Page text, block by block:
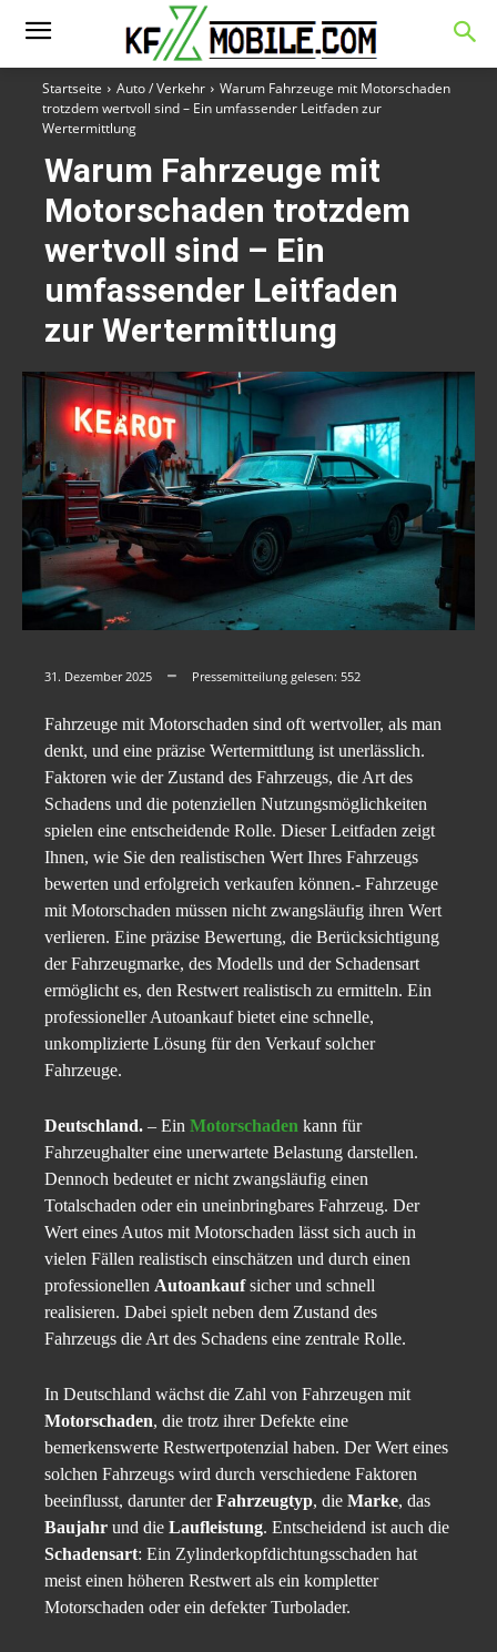
Startseite Auto / Verkehr
Warum Fahrzeuge mit Motorschaden
trotzdem wertvoll sind – Ein umfassender Leitfaden zur
Wertermittlung
Warum Fahrzeuge mit
Motorschaden trotzdem
wertvoll sind – Ein
umfassender Leitfaden
zur Wertermittlung
31. Dezember 2025 Pressemitteilung gelesen: 552
Fahrzeuge mit Motorschaden sind oft wertvoller, als man
denkt, und eine präzise Wertermittlung ist unerlässlich.
Faktoren wie der Zustand des Fahrzeugs, die Art des
Schadens und die potenziellen Nutzungsmöglichkeiten
spielen eine entscheidende Rolle. Dieser Leitfaden zeigt
Ihnen, wie Sie den realistischen Wert Ihres Fahrzeugs
bewerten und erfolgreich verkaufen können.- Fahrzeuge
mit Motorschaden müssen nicht zwangsläufig ihren Wert
verlieren. Eine präzise Bewertung, die Berücksichtigung
der Fahrzeugmarke, des Modells und der Schadensart
ermöglicht es, den Restwert realistisch zu ermitteln. Ein
professioneller Autoankauf bietet eine schnelle,
unkomplizierte Lösung für den Verkauf solcher
Fahrzeuge.
Deutschland. – Ein Motorschaden kann für
Fahrzeughalter eine unerwartete Belastung darstellen.
Dennoch bedeutet er nicht zwangsläufig einen
Totalschaden oder ein uneinbringbares Fahrzeug. Der
Wert eines Autos mit Motorschaden lässt sich auch in
vielen Fällen realistisch einschätzen und durch einen
professionellen Autoankaufsicher und schnell
realisieren. Dabei spielt neben dem Zustand des
Fahrzeugs die Art des Schadens eine zentrale Rolle.
In Deutschland wächst die Zahl von Fahrzeugen mit
Motorschaden, die trotz ihrer Defekte eine
bemerkenswerte Restwertpotenzial haben. Der Wert eines
solchen Fahrzeugs wird durch verschiedene Faktoren
beeinflusst, darunter derFahrzeugtyp, die Marke, das
Baujahr und die Laufleistung. Entscheidend ist auch die
Schadensart: Ein Zylinderkopfdichtungsschaden hat
meist einen höheren Restwert als ein kompletter
Motorschaden oder ein defekter Turbolader.